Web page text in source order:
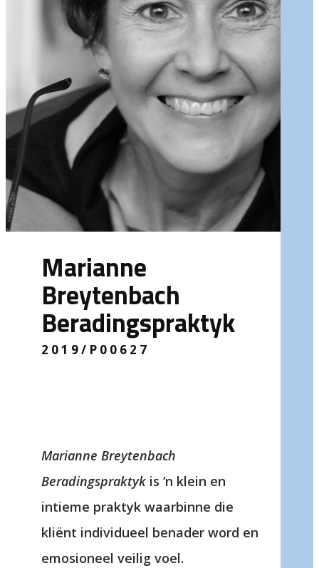
Marianne
Breytenbach
Beradingspraktyk
2019/P00627
Marianne Breytenbach
Beradingspraktyk is ‘n klein en
intieme praktyk waarbinne die
kliënt individueel benader word en
emosioneel veilig voel.